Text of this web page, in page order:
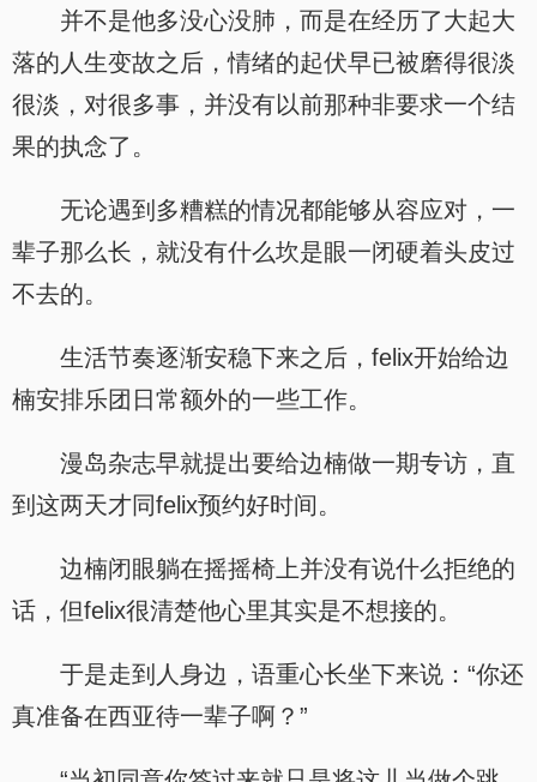
并不是他多没心没肺，而是在经历了大起大
落的人生变故之后，情绪的起伏早已被磨得很淡
很淡，对很多事，并没有以前那种非要求一个结
果的执念了。
无论遇到多糟糕的情况都能够从容应对，一
辈子那么长，就没有什么坎是眼一闭硬着头皮过
不去的。
生活节奏逐渐安稳下来之后，felix开始给边
楠安排乐团日常额外的一些工作。
漫岛杂志早就提出要给边楠做一期专访，直
到这两天才同felix预约好时间。
边楠闭眼躺在摇摇椅上并没有说什么拒绝的
话，但felix很清楚他心里其实是不想接的。
于是走到人身边，语重心长坐下来说：“你还
真准备在西亚待一辈子啊？”